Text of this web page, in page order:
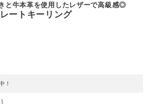
と牛本革を使用したレザーで高級感◎
ートキーリング
！